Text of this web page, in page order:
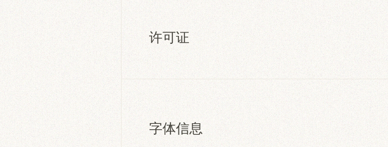
许可证
字体信息